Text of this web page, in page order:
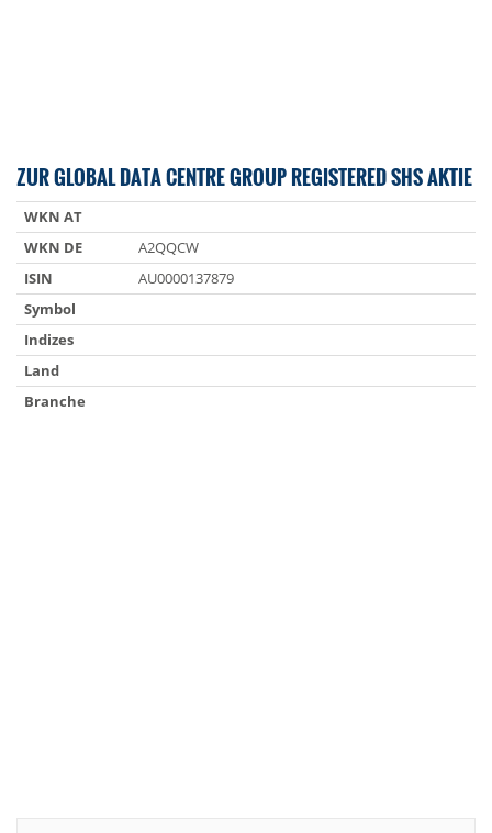
ZUR GLOBAL DATA CENTRE GROUP REGISTERED SHS AKTIE
WKN AT
WKN DE
A2QQCW
ISIN
AU0000137879
Symbol
Indizes
Land
Branche